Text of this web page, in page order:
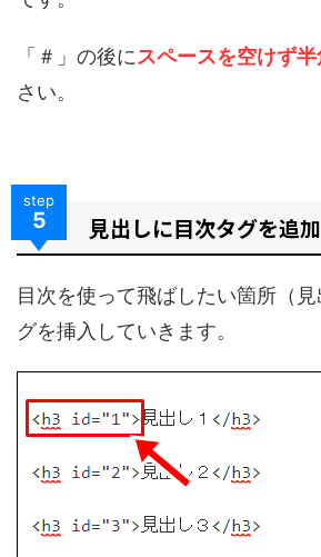
「＃」の後にスペースを空けず
さい。
step
5 見出しに目次タグを追加
目次を使って飛ばしたい箇所（
グを挿入していきます。